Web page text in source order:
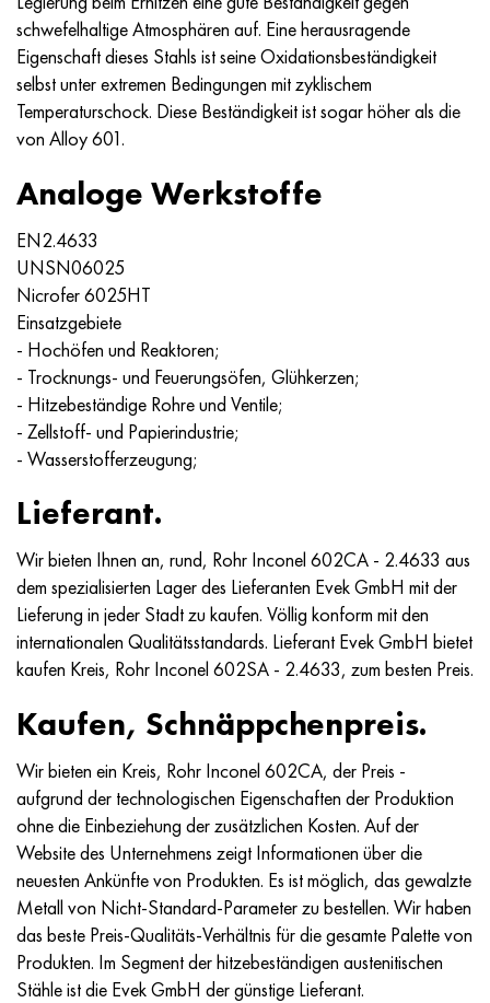
schwefelhaltige Atmosphären auf. Eine herausragende
Eigenschaft dieses Stahls ist seine Oxidationsbeständigkeit
selbst unter extremen Bedingungen mit zyklischem
Temperaturschock. Diese Beständigkeit ist sogar höher als die
von Alloy 601.
Analoge Werkstoffe
EN2.4633
UNSN06025
Nicrofer 6025HT
Einsatzgebiete
- Hochöfen und Reaktoren;
- Trocknungs- und Feuerungsöfen, Glühkerzen;
- Hitzebeständige Rohre und Ventile;
- Zellstoff- und Papierindustrie;
- Wasserstofferzeugung;
Lieferant.
Wir bieten Ihnen an, rund, Rohr Inconel 602CA - 2.4633 aus
dem spezialisierten Lager des Lieferanten Evek GmbH mit der
Lieferung in jeder Stadt zu kaufen. Völlig konform mit den
internationalen Qualitätsstandards. Lieferant Evek GmbH bietet
kaufen Kreis, Rohr Inconel 602SA - 2.4633, zum besten Preis.
Kaufen, Schnäppchenpreis.
Wir bieten ein Kreis, Rohr Inconel 602CA, der Preis -
aufgrund der technologischen Eigenschaften der Produktion
ohne die Einbeziehung der zusätzlichen Kosten. Auf der
Website des Unternehmens zeigt Informationen über die
neuesten Ankünfte von Produkten. Es ist möglich, das gewalzte
Metall von Nicht-Standard-Parameter zu bestellen. Wir haben
das beste Preis-Qualitäts-Verhältnis für die gesamte Palette von
Produkten. Im Segment der hitzebeständigen austenitischen
Stähle ist die Evek GmbH der günstige Lieferant.
Nimonik 90
Nimonik 263
Haynes 25
Haynes 188
Haynes 230
Hastelloy b2
Hastelloy b3
Hastelloy c4
Hastelloy c22
Hastelloy C-276
Hastelloy C2000
Hastelloy 3
Hastelloy x
Udimet 500
Udimet 720
Präzisionsrohre
N70MFV
AM-350 - ams 5548
AM-355 - ams 5547
Sustom 450® - uns S45000
Griechisch Ascoloy 418
Rohr rostfrei
45H14N14V2М
50H14МF
65H13
90H18МF
95H18
AS35G2, 36smnpb14, 1.0765
38H2N2MA, 34CrNiMo6, 40NiCrMo7
40HN2MA, 34CrNiMo4, 36hnm
38HS, 37hs
38ХА, 37Cr4, aisi 5135
38HN3MFA, 35nicrmov12-5
40G, 40Mn4, aisi 1035
38HM, 42CrMo4, aisi 1.7225
40HN, 36NiCr6, aisi 3135
40HFA, 1.7223, aisi 4142
45H, 45h, 1.7035
45HN2MFA, k2425, 45hnmf
А40G, 44smn28, 1.0762, 46s20